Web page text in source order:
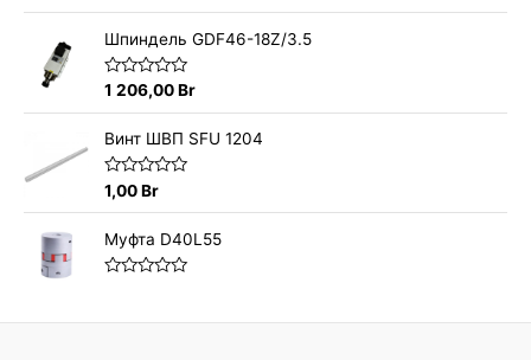
0
з
5
ц
е
н
к
0
и
5
Шпиндель GDF46-18Z/3.5
О
е
н
к
а
и
з
1 206,00Br
Винт ШВП SFU 1204
О
ц
е
н
к
а
5
1,00Br
Муфта D40L55
е